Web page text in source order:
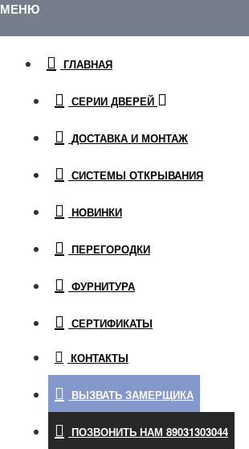
МЕНЮ
ГЛАВНАЯ
СЕРИИ ДВЕРЕЙ
ДОСТАВКА И МОНТАЖ
СИСТЕМЫ ОТКРЫВАНИЯ
НОВИНКИ
ПЕРЕГОРОДКИ
ФУРНИТУРА
СЕРТИФИКАТЫ
КОНТАКТЫ
ВЫЗВАТЬ ЗАМЕРЩИКА
ПОЗВОНИТЬ НАМ 89031303044